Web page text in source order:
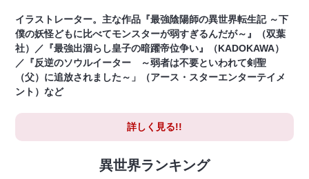
イラストレーター。主な作品『最強陰陽師の異世界転生記 ～下
僕の妖怪どもに比べてモンスターが弱すぎるんだが～』（双葉
社）／『最強出涸らし皇子の暗躍帝位争い』（KADOKAWA）
／『反逆のソウルイーター ～弱者は不要といわれて剣聖
（父）に追放されました～」（アース・スターエンターテイメ
ント）など
詳しく見る!!
異世界ランキング